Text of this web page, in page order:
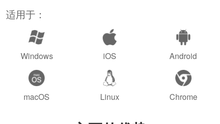
适用于：
Windows iOS Android
macOS Linux Chrome